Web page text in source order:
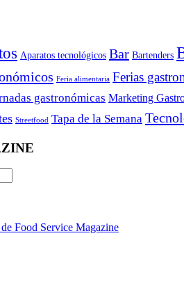
Aparatos tecnológicos Bar Bartenders
Feria alimentaria Ferias
gastronómicas Marketing
Streetfood Tapa de la Semana
Food Service Magazine